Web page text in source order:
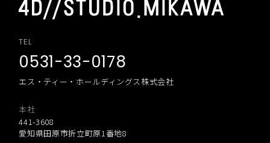
TEL
0531-33-0178
エス・ティー・ホールディングス株式会社
本社
441-3608
愛知県田原市折立町原1番地8